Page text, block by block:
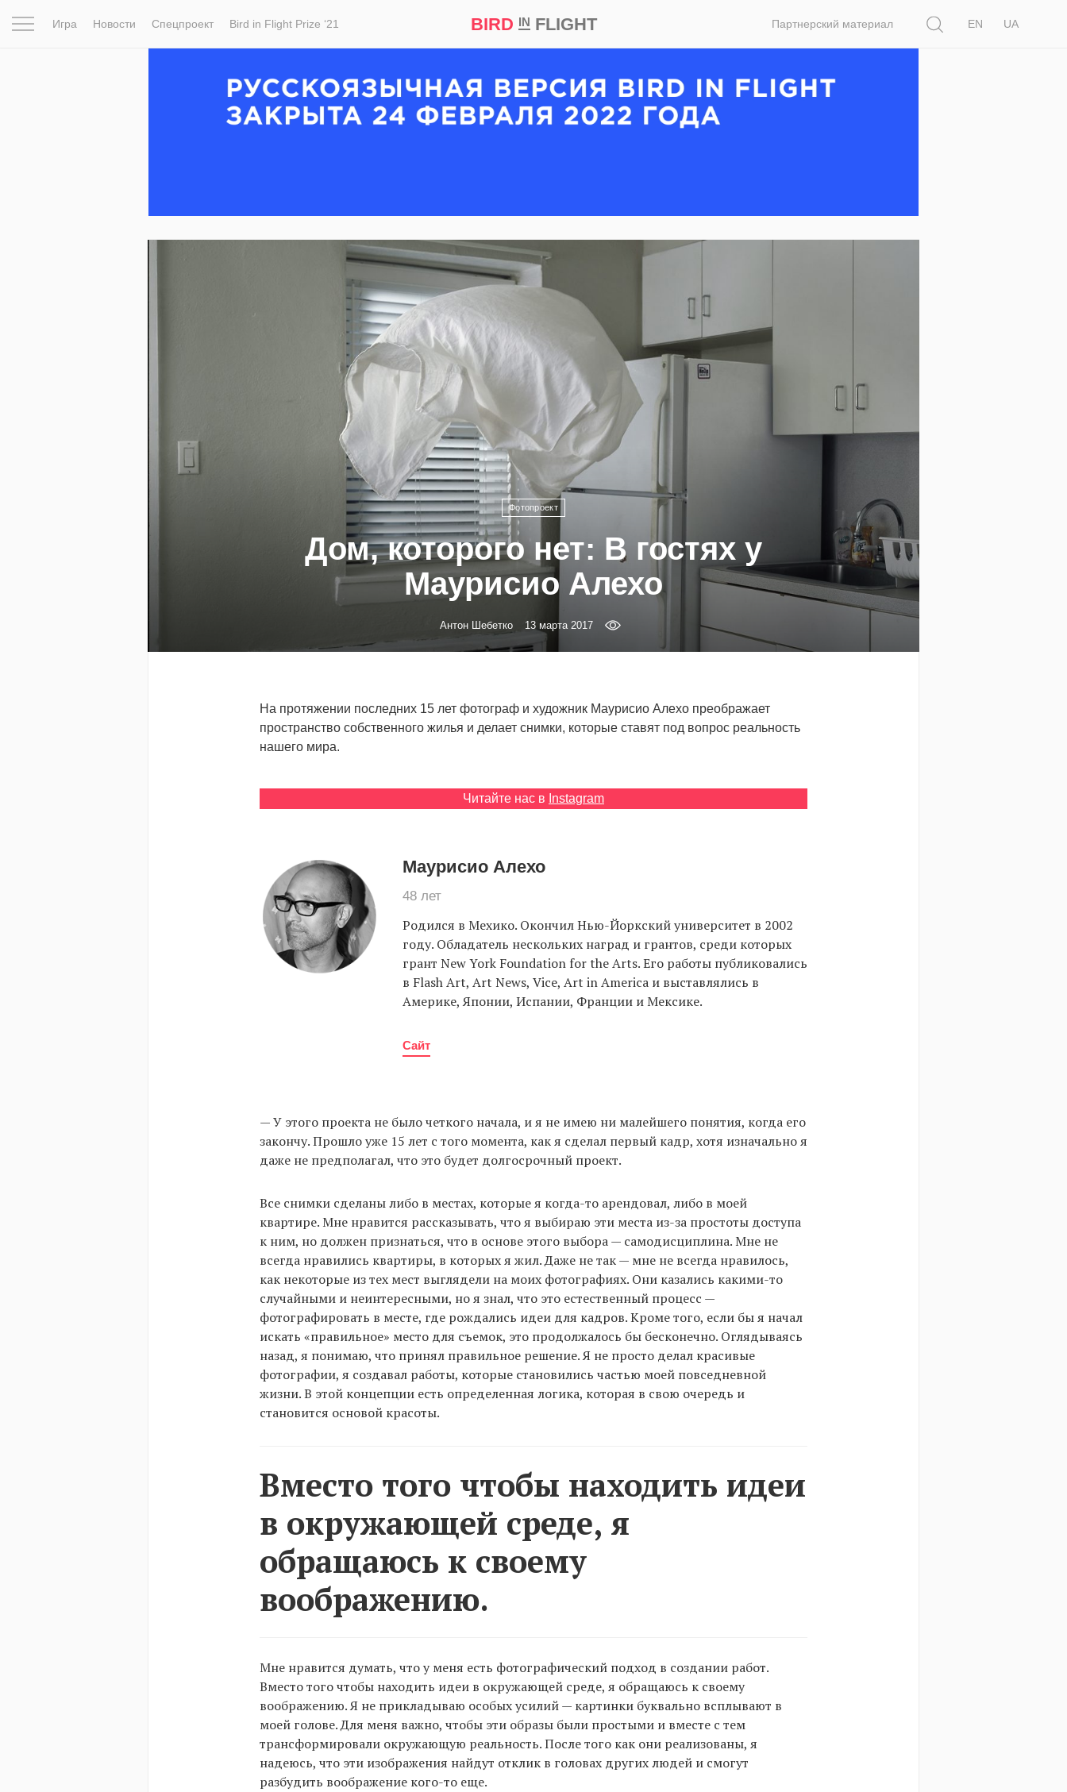
Игра Новости Спецпроект Bird in Flight Prize ‘21 BIRD INFLIGHT Партнерский материал
EN
UA
Фотопроект
Дом, которого нет: В гостях у
Маурисио Алехо
Антон Шебетко 13 марта 2017
На протяжении последних 15 лет фотограф и художник Маурисио Алехо преображает
пространство собственного жилья и делает снимки, которые ставят под вопрос реальность
нашего мира.
Читайте нас в Instagram
Маурисио Алехо
48 лет
Родился в Мехико. Окончил Нью-Йоркский университет в 2002
году. Обладатель нескольких наград и грантов, среди которых
грант New York Foundation for the Arts. Его работы публиковались
в Flash Art, Art News, Vice, Art in America и выставлялись в
Америке, Японии, Испании, Франции и Мексике.
Сайт
— У этого проекта не было четкого начала, и я не имею ни малейшего понятия, когда его
закончу. Прошло уже 15 лет с того момента, как я сделал первый кадр, хотя изначально я
даже не предполагал, что это будет долгосрочный проект.
Все снимки сделаны либо в местах, которые я когда-то арендовал, либо в моей
квартире. Мне нравится рассказывать, что я выбираю эти места из-за простоты доступа
к ним, но должен признаться, что в основе этого выбора — самодисциплина. Мне не
всегда нравились квартиры, в которых я жил. Даже не так — мне не всегда нравилось,
как некоторые из тех мест выглядели на моих фотографиях. Они казались какими-то
случайными и неинтересными, но я знал, что это естественный процесс —
фотографировать в месте, где рождались идеи для кадров. Кроме того, если бы я начал
искать «правильное» место для съемок, это продолжалось бы бесконечно. Оглядываясь
назад, я понимаю, что принял правильное решение. Я не просто делал красивые
фотографии, я создавал работы, которые становились частью моей повседневной
жизни. В этой концепции есть определенная логика, которая в свою очередь и
становится основой красоты.
Вместо того чтобы находить идеи
в окружающей среде, я
обращаюсь к своему
воображению.
Мне нравится думать, что у меня есть фотографический подход в создании работ.
Вместо того чтобы находить идеи в окружающей среде, я обращаюсь к своему
воображению. Я не прикладываю особых усилий — картинки буквально всплывают в
моей голове. Для меня важно, чтобы эти образы были простыми и вместе с тем
трансформировали окружающую реальность. После того как они реализованы, я
надеюсь, что эти изображения найдут отклик в головах других людей и смогут
разбудить воображение кого-то еще.